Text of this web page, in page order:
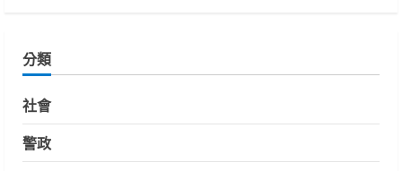
分類
社會
警政